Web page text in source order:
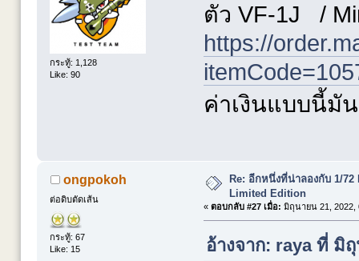
กระทู้: 1,128
Like: 90
ตัว VF-1J /
https://
ค่าเงินแบบนี้มั
ongpokoh
ต่อดิบตัดเส้น
กระทู้: 67
Like: 15
Re: อีกหนึ่งที่น่าลองกับ 1/72
Limited Edition
« ตอบกลับ #27 เมื่อ: มิถุนายน 21, 2022,
อ้างจาก: raya ที่ มิ